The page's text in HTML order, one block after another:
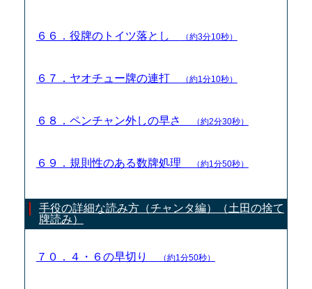
６６．役牌のトイツ落とし （約3分10秒）
６７．ヤオチュー牌の連打 （約1分10秒）
６８．ペンチャン外しの早さ （約2分30秒）
６９．規則性のある数牌処理 （約1分50秒）
手役の詳細な読み方（チャンタ編）（土田の捨て
牌読み）
７０．４・６の早切り （約1分50秒）